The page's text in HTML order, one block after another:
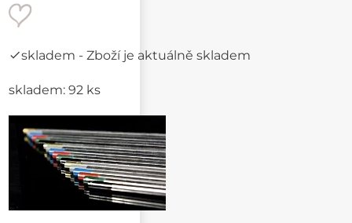
skladem - Zboží je aktuálně skladem
skladem: 92 ks